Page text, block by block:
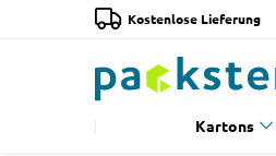
Kostenlose Lieferung
Kartons